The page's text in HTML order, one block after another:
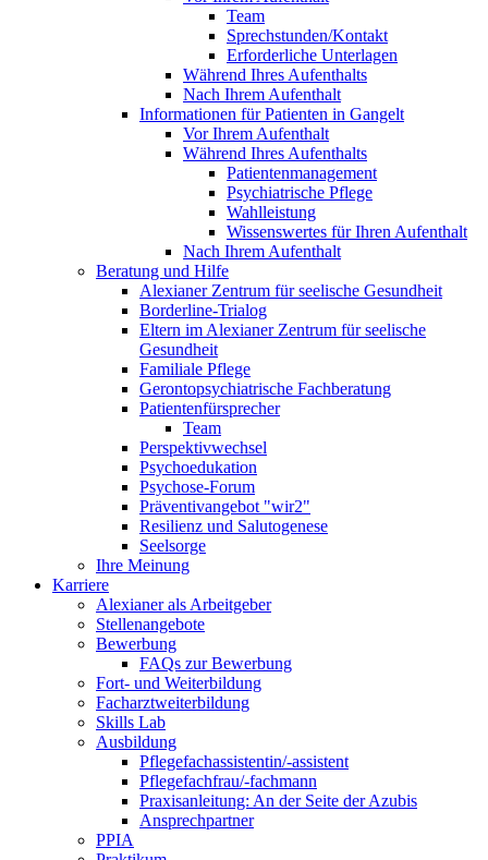
Team
Sprechstunden/Kontakt
Erforderliche Unterlagen
Während Ihres Aufenthalts
Nach Ihrem Aufenthalt
Informationen für Patienten in Gangelt
Vor Ihrem Aufenthalt
Während Ihres Aufenthalts
Patientenmanagement
Psychiatrische Pflege
Wahlleistung
Wissenswertes für Ihren Aufenthalt
Nach Ihrem Aufenthalt
Beratung und Hilfe
Alexianer Zentrum für seelische Gesundheit
Borderline-Trialog
Eltern im Alexianer Zentrum für seelische
Gesundheit
Familiale Pflege
Gerontopsychiatrische Fachberatung
Patientenfürsprecher
Team
Perspektivwechsel
Psychoedukation
Psychose-Forum
Präventivangebot "wir2"
Resilienz und Salutogenese
Seelsorge
Ihre Meinung
Karriere
Alexianer als Arbeitgeber
Stellenangebote
Bewerbung
FAQs zur Bewerbung
Fort- und Weiterbildung
Facharztweiterbildung
Skills Lab
Ausbildung
Pflegefachassistentin/-assistent
Pflegefachfrau/-fachmann
Praxisanleitung: An der Seite der Azubis
Ansprechpartner
PPIA